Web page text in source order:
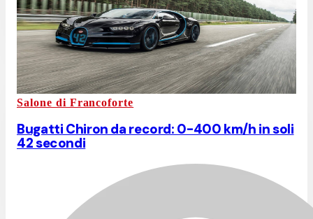
Salone di Francoforte
Bugatti Chiron da record: 0-400 km/h in soli
42 secondi